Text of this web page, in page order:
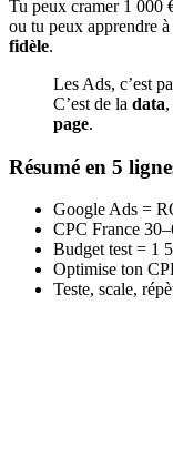
Tu peux cramer 1 000
ou tu peux apprendre
fidèle.
Les Ads, c’est
C’est de la data
page.
Résumé en 5
Google Ads =
CPC France
Budget test = 1
Optimise ton
Teste, scale,